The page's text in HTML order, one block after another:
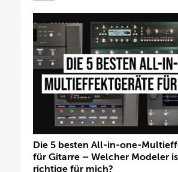
Die 5 besten All-in-one-
für Gitarre – Welcher Modeler
richtige für mich?